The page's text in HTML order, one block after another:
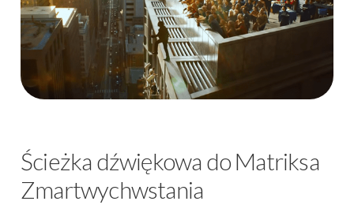
Ścieżka dźwiękowa do Matriksa
Zmartwychwstania